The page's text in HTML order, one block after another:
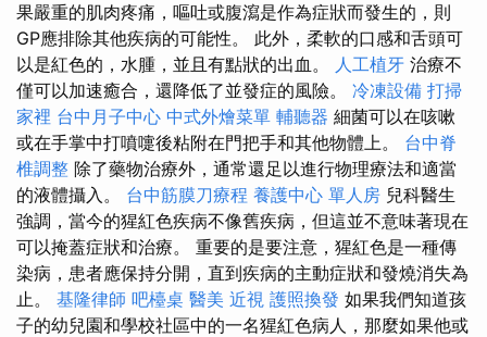
果嚴重的肌肉疼痛，嘔吐或腹瀉是作為症狀而發生的，則
GP應排除其他疾病的可能性。 此外，柔軟的口感和舌頭可
以是紅色的，水腫，並且有點狀的出血。 人工植牙 治療不
僅可以加速癒合，還降低了並發症的風險。 冷凍設備 打掃
家裡 台中月子中心 中式外燴菜單 輔聽器 細菌可以在咳嗽
或在手掌中打噴嚏後粘附在門把手和其他物體上。 台中脊
椎調整 除了藥物治療外，通常還足以進行物理療法和適當
的液體攝入。 台中筋膜刀療程 養護中心 單人房 兒科醫生
強調，當今的猩紅色疾病不像舊疾病，但這並不意味著現在
可以掩蓋症狀和治療。 重要的是要注意，猩紅色是一種傳
染病，患者應保持分開，直到疾病的主動症狀和發燒消失為
止。 基隆律師 吧檯桌 醫美 近視 護照換發 如果我們知道孩
子的幼兒園和學校社區中的一名猩紅色病人，那麼如果他或